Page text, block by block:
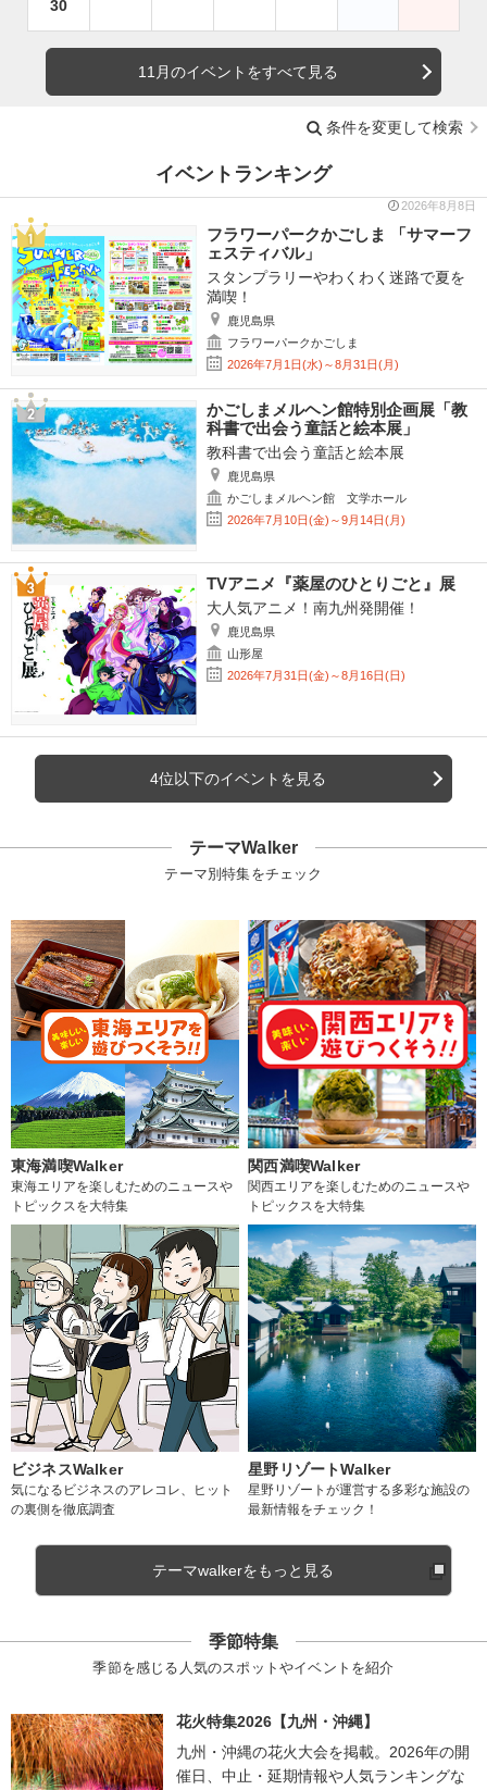
30
11月のイベントをすべて見る
条件を変更して検索
イベントランキング
2026年8月8日
フラワーパークかごしま 「サマーフ
ェスティバル」
スタンプラリーやわくわく迷路で夏を
満喫！
鹿児島県
フラワーパークかごしま
2026年7月1日(水)～8月31日(月)
かごしまメルヘン館特別企画展「教
科書で出会う童話と絵本展」
教科書で出会う童話と絵本展
鹿児島県
かごしまメルヘン館 文学ホール
2026年7月10日(金)～9月14日(月)
TVアニメ『薬屋のひとりごと』展
大人気アニメ！南九州発開催！
鹿児島県
山形屋
2026年7月31日(金)～8月16日(日)
4位以下のイベントを見る
テーマWalker
テーマ別特集をチェック
東海満喫Walker
東海エリアを楽しむためのニュースや
トピックスを大特集
関西満喫Walker
関西エリアを楽しむためのニュースや
トピックスを大特集
ビジネスWalker
気になるビジネスのアレコレ、ヒット
の裏側を徹底調査
星野リゾートWalker
星野リゾートが運営する多彩な施設の
最新情報をチェック！
テーマwalkerをもっと見る
季節特集
季節を感じる人気のスポットやイベントを紹介
花火特集2026【九州・沖縄】
九州・沖縄の花火大会を掲載。2026年の開
催日、中止・延期情報や人気ランキングな